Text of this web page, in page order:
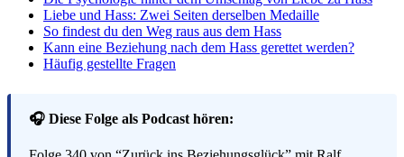
Liebe und Hass: Zwei Seiten derselben Medaille
So findest du den Weg raus aus dem Hass
Kann eine Beziehung nach dem Hass gerettet werden?
Häufig gestellte Fragen
🎧 Diese Folge als Podcast hören: